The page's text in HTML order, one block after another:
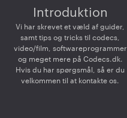
Introduktion
Vi har skrevet et væld af guider,
samt tips og tricks til codecs,
video/film, softwareprogrammer
og meget mere på Codecs.dk.
Hvis du har spørgsmål, så er du
velkommen til at kontakte os.